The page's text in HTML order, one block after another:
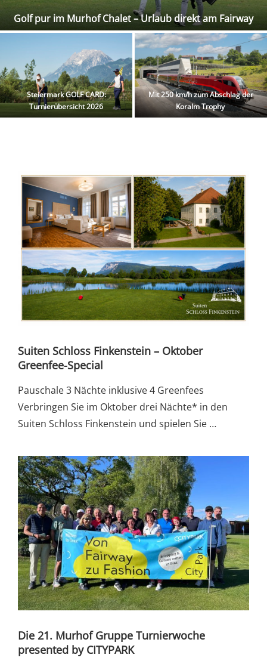
Golf pur im Murhof Chalet – Urlaub direkt am Fairway
Steiermark GOLF CARD:
Turnierübersicht 2026
Mit 250 km/h zum Abschlag der
Koralm Trophy
Suiten Schloss Finkenstein – Oktober
Greenfee-Special
Pauschale 3 Nächte inklusive 4 Greenfees
Verbringen Sie im Oktober drei Nächte* in den
Suiten Schloss Finkenstein und spielen Sie …
Die 21. Murhof Gruppe Turnierwoche
presented by CITYPARK